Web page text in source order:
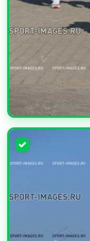
УВЕЛИЧИТЬ